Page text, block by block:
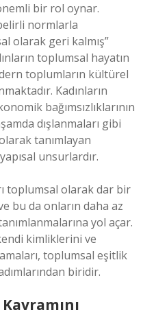
bir rol oynar.
normlarla
olarak geri kalmış”
toplumsal hayatın
toplumların kültürel
Kadınların
bağımsızlıklarının
dışlanmaları gibi
tanımlayan
unsurlardır.
toplumsal olarak dar bir
bu da onların daha az
yol açar.
kimliklerini ve
toplumsal eşitlik
biridir.